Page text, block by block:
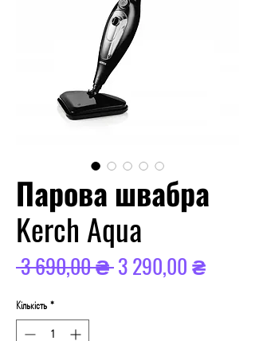
Парова швабра
Kerch Aqua
3 690,00 ₴ Звичайна
3 290,00 ₴За
Кількість *